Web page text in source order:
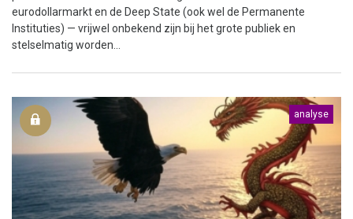
eurodollarmarkt en de Deep State (ook wel de Permanente
Instituties) — vrijwel onbekend zijn bij het grote publiek en
stelselmatig worden...
analyse